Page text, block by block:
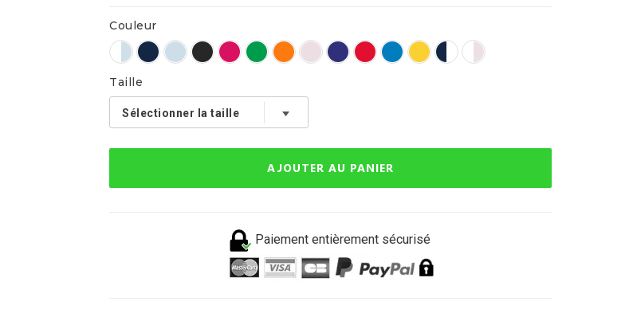
Couleur
Taille
AJOUTER AU PANIER
Paiement entièrement sécurisé